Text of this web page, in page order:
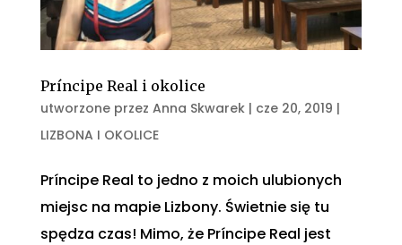
Príncipe Real i okolice
utworzone przez Anna Skwarek| cze 20, 2019 |
LIZBONA I OKOLICE
Príncipe Real to jedno z moich ulubionych
miejsc na mapie Lizbony. Świetnie się tu
spędza czas! Mimo, że Príncipe Real jest